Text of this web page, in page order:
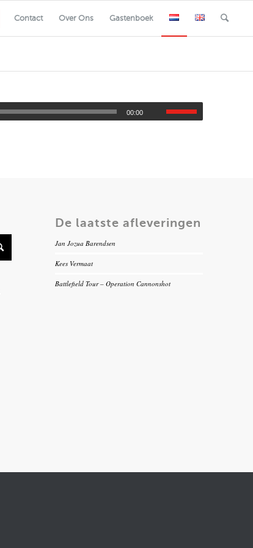
Contact Over Ons Gastenboek
00:00
De laatste afleveringen
Jan Jozua Barendsen
Kees Vermaat
Battlefield Tour – Operation Cannonshot